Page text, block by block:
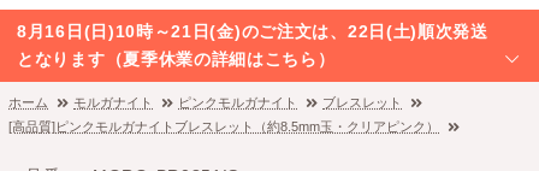
8月16日(日)10時～21日(金)のご注文は、22日(土)順次発送
となります（夏季休業の詳細はこちら）
ホーム モルガナイト ピンクモルガナイト
ブレスレット
[高品質]ピンクモルガナイトブレスレット（約8.5mm玉・クリアピンク）